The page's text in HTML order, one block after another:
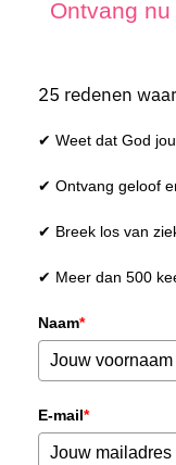
Ontvang
25 redenen
✔ Weet dat God
✔ Ontvang geloof
✔ Breek los van
✔ Meer dan 500
Naam*
E-mail*